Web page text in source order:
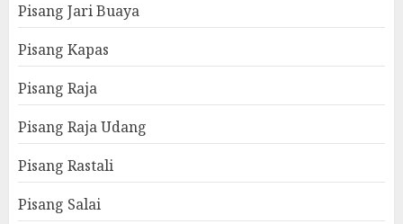
Pisang Jari Buaya
Pisang Kapas
Pisang Raja
Pisang Raja Udang
Pisang Rastali
Pisang Salai